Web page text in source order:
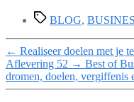
TagsBLOG,
← Realiseer doelen met je
Aflevering 52 → Best of
dromen, doelen, vergiffenis